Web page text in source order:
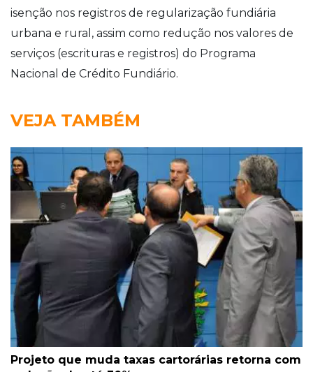
isenção nos registros de regularização fundiária
urbana e rural, assim como redução nos valores de
serviços (escrituras e registros) do Programa
Nacional de Crédito Fundiário.
VEJA TAMBÉM
Projeto que muda taxas cartorárias retorna com